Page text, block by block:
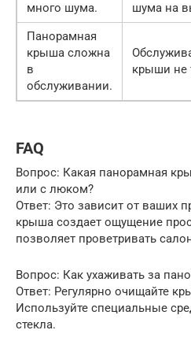
много шума.
шума на
Панорамная
крыша сложна
в
обслуживании.
крыши не
FAQ
Вопрос: Какая панорамная
или с люком?
Ответ: Это зависит от ваших
крыша создает ощущение
позволяет проветривать
Вопрос: Как ухаживать за
Ответ: Регулярно очищайте
Используйте специальные
стекла.